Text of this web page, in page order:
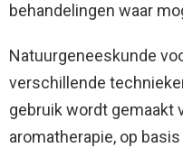
behandelingen waar
Natuurgeneeskunde
verschillende
gebruik wordt gemaakt
aromatherapie, op